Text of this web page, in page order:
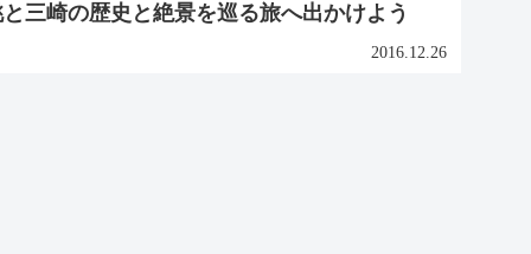
三崎の歴史と絶景を巡る旅へ出かけよう
2016.12.26